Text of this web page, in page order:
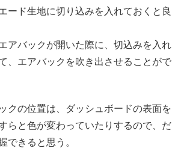
ード生地に切り込みを入れておくと良
アバックが開いた際に、切込みを入れ
、エアバックを吹き出させることがで
クの位置は、ダッシュボードの表面を
らと色が変わっていたりするので、だ
できると思う。